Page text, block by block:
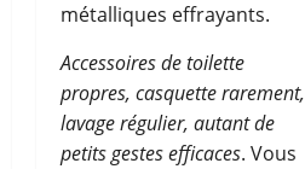
métalliques effrayants.
Accessoires de toilette
propres, casquette rarement,
lavage régulier, autant de
petits gestes efficaces. Vous